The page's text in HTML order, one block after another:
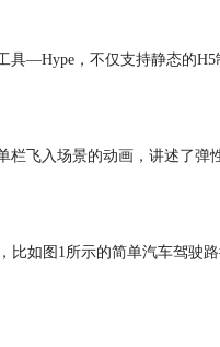
—Hype，不仅支持静态的
飞入场景的动画，讲述了
如图1所示的简单汽车驾驶路